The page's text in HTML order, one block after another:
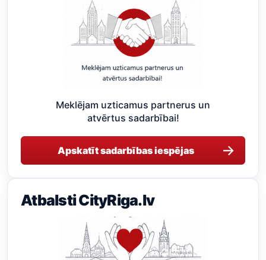
Meklējam uzticamus partnerus un
atvērtus sadarbībai!
Apskatīt sadarbības iespējas →
Atbalsti CityRiga.lv